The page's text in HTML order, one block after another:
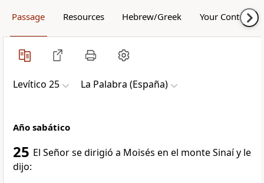
Passage Resources Hebrew/Greek Your Content
Levítico 25 La Palabra (España)
Año sabático
25 El Señor se dirigió a Moisés en el monte Sinaí y le
dijo: